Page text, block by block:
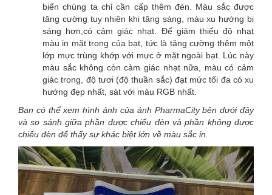
biển chúng ta chỉ cần cấp thêm đèn. Màu sắc được
tăng cường tuy nhiên khi tăng sáng, màu xu hướng bị
sáng hơn,có cảm giác nhạt. Để giảm thiểu độ nhạt
màu in mặt trong của bạt, tức là tăng cường thêm một
lớp mực trùng khớp với mực ở mặt ngoài bạt. Lúc này
màu sắc không còn cảm giác nhạt nữa, màu có cảm
giác trong, độ tươi (độ thuần sắc) đạt mức tối đa có xu
hướng đẹp nhất, sát với màu RGB nhất.
Bạn có thể xem hình ảnh của ảnh PharmaCity bên dưới đây
và so sánh giữa phần được chiếu đèn và phần không được
chiếu đèn để thấy sự khác biệt lớn về màu sắc in.